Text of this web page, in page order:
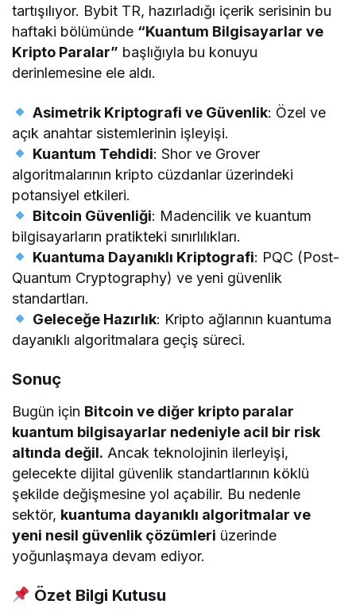
tartışılıyor. Bybit TR, hazırladığı içerik serisinin bu
haftaki bölümünde “Kuantum Bilgisayarlar ve
Kripto Paralar” başlığıyla bu konuyu
derinlemesine ele aldı.
Asimetrik Kriptografi ve Güvenlik: Özel ve
açık anahtar sistemlerinin işleyişi.
Kuantum Tehdidi: Shor ve Grover
algoritmalarının kripto cüzdanlar üzerindeki
potansiyel etkileri.
Bitcoin Güvenliği: Madencilik ve kuantum
bilgisayarların pratikteki sınırlılıkları.
Kuantuma Dayanıklı Kriptografi: PQC (Post-
Quantum Cryptography) ve yeni güvenlik
standartları.
Geleceğe Hazırlık: Kripto ağlarının kuantuma
dayanıklı algoritmalara geçiş süreci.
Sonuç
Bugün için Bitcoin ve diğer kripto paralar
kuantum bilgisayarlar nedeniyle acil bir risk
altında değil. Ancak teknolojinin ilerleyişi,
gelecekte dijital güvenlik standartlarının köklü
şekilde değişmesine yol açabilir. Bu nedenle
sektör, kuantuma dayanıklı algoritmalar ve
yeni nesil güvenlik çözümleri üzerinde
yoğunlaşmaya devam ediyor.
Özet Bilgi Kutusu